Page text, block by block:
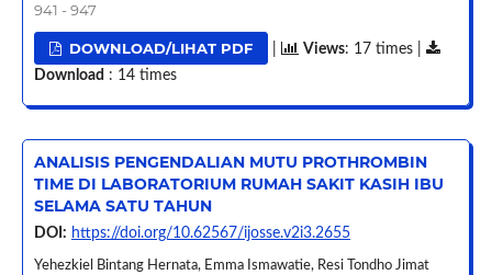
941 - 947
DOWNLOAD/LIHAT PDF Views: 17 times |
Download : 14 times
ANALISIS PENGENDALIAN MUTU PROTHROMBIN
TIME DI LABORATORIUM RUMAH SAKIT KASIH IBU
SELAMA SATU TAHUN
DOI: https://doi.org/10.62567/ijosse.v2i3.2655
Yehezkiel Bintang Hernata, Emma Ismawatie, Resi Tondho Jimat